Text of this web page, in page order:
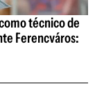
técnico de
Ferencváros: